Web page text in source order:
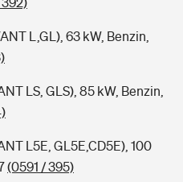
L,GL), 63 kW, Benzin,
LS, GLS), 85 kW, Benzin,
L5E, GL5E,CD5E), 100
(0591 / 395)